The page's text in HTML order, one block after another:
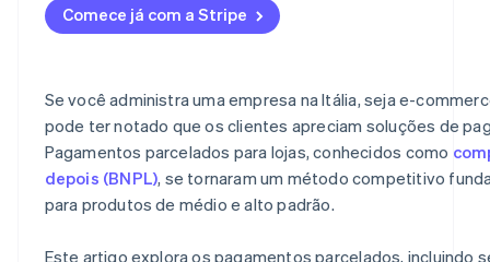
Gerenciamento de riscos
Impostos
Recibos de parcelas e cobranças
Vantagens organizacionais
Comece já com a Stripe
Se você administra uma empresa na Itália, seja e-
pode ter notado que os clientes apreciam soluções de
Pagamentos parcelados para lojas, conhecidos como
depois (BNPL), se tornaram um método competitivo
para produtos de médio e alto padrão.
Este artigo explora os pagamentos parcelados, incluindo